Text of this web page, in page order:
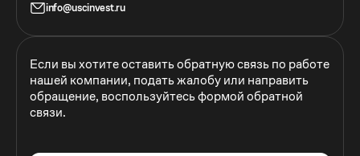
info@uscinvest.ru
Если вы хотите оставить обратную связь по работе
нашей компании, подать жалобу или направить
обращение, воспользуйтесь формой обратной
связи.